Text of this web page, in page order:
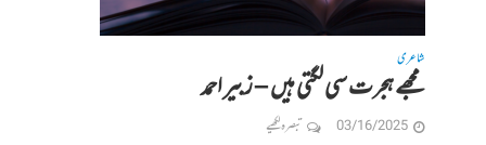
شاعری
مجھے ہجرت سی لگتی ہیں – زبیر احمد
03/16/2025 تبصرہ لکھیے